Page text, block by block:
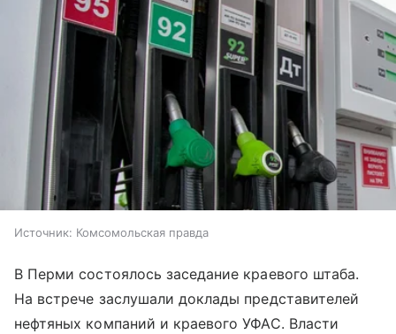
Источник: Комсомольская правда
В Перми состоялось заседание краевого штаба.
На встрече заслушали доклады представителей
нефтяных компаний и краевого УФАС. Власти